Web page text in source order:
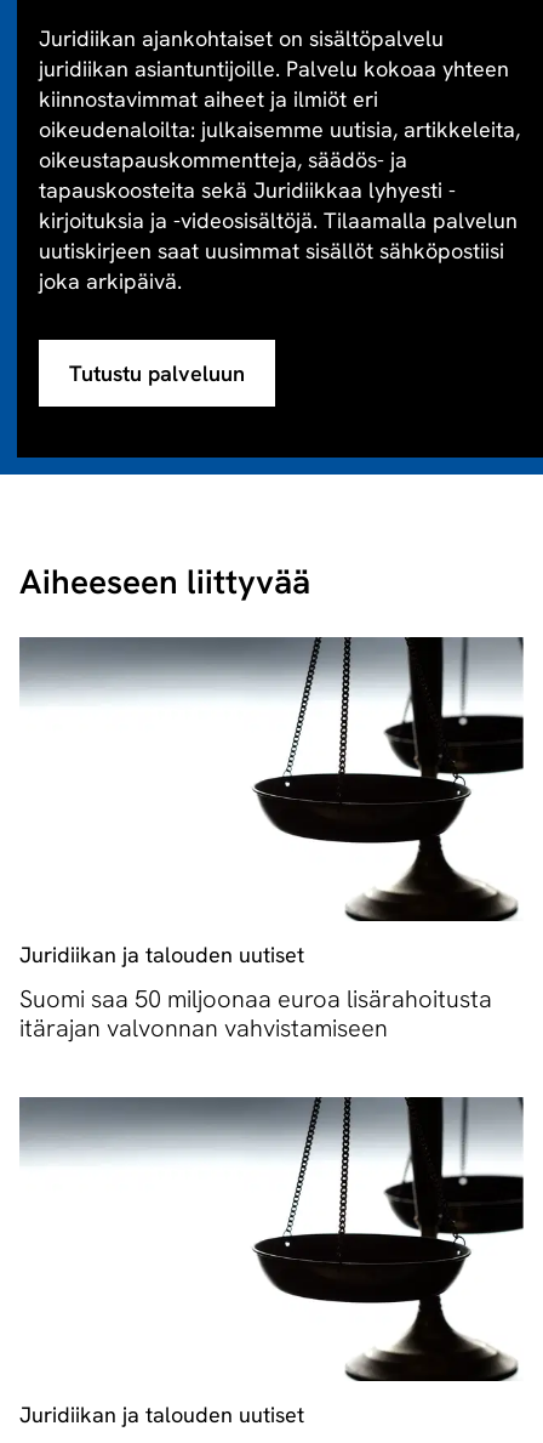
Juridiikan ajankohtaiset on sisältöpalvelu
juridiikan asiantuntijoille. Palvelu kokoaa yhteen
kiinnostavimmat aiheet ja ilmiöt eri
oikeudenaloilta: julkaisemme uutisia, artikkeleita,
oikeustapauskommentteja, säädös- ja
tapauskoosteita sekä Juridiikkaa lyhyesti -
kirjoituksia ja -videosisältöjä. Tilaamalla palvelun
uutiskirjeen saat uusimmat sisällöt sähköpostiisi
joka arkipäivä.
Tutustu palveluun
Aiheeseen liittyvää
Juridiikan ja talouden uutiset
Suomi saa 50 miljoonaa euroa lisärahoitusta
itärajan valvonnan vahvistamiseen
Juridiikan ja talouden uutiset